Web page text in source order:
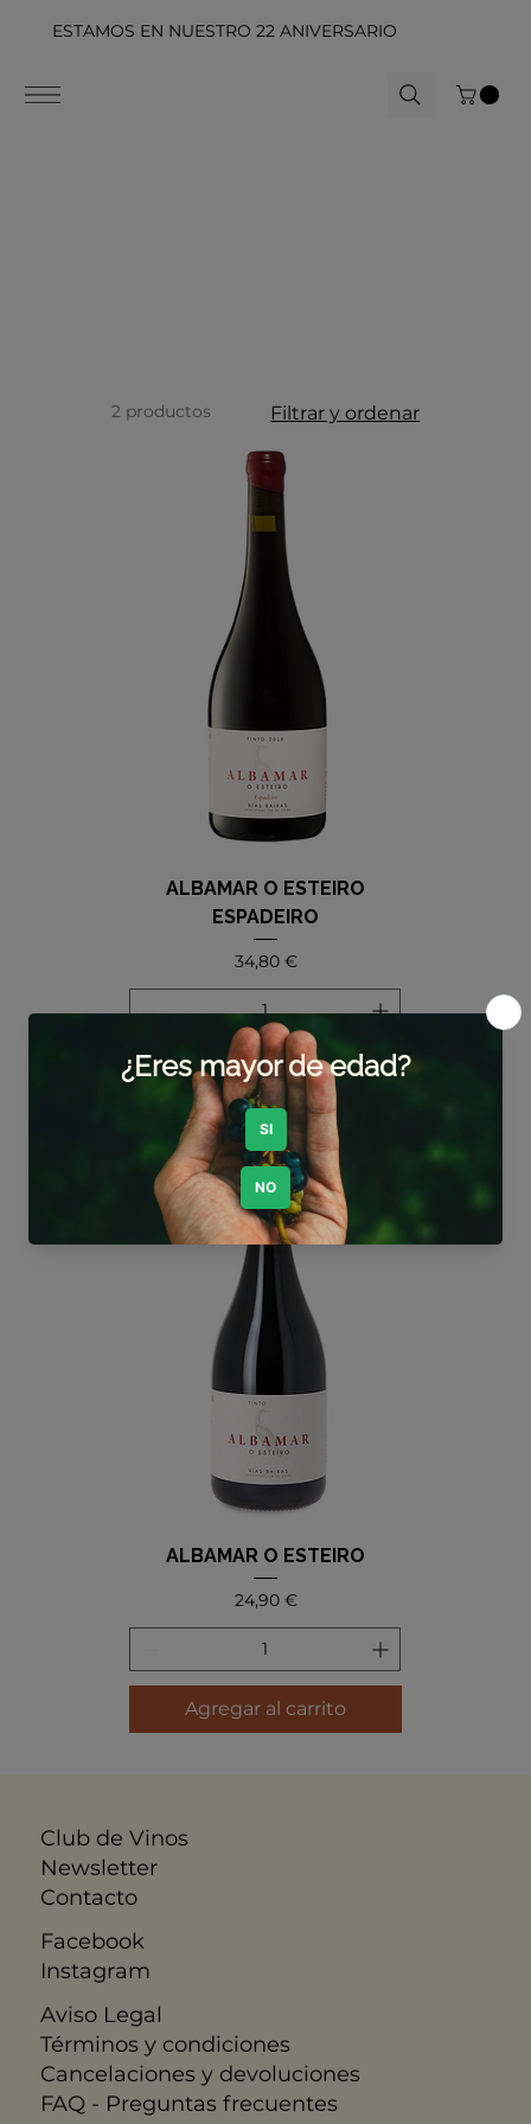
ESTAMOS EN NUESTRO 22 ANIVERSARIO
Club de Vinos
Newsletter
Contacto
Facebook
Instagram
Aviso Legal
​Términos y condiciones
Cancelaciones y devoluciones
FAQ - Preguntas frecuentes
2 productos Filtrar y ordenar
ALBAMAR O ESTEIRO
ESPADEIRO
Precio
34,80 €
Agregar al carrito
ALBAMAR O ESTEIRO
Precio
24,90 €
Agregar al carrito